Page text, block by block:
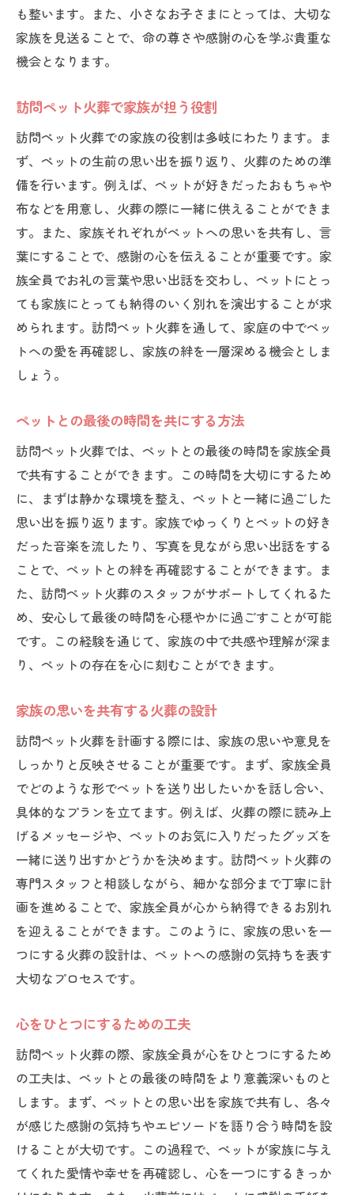
も整います。また、小さなお子さまにとっては、大切な
家族を見送ることで、命の尊さや感謝の心を学ぶ貴重な
機会となります。
訪問ペット火葬で家族が担う役割
訪問ペット火葬での家族の役割は多岐にわたります。ま
ず、ペットの生前の思い出を振り返り、火葬のための準
備を行います。例えば、ペットが好きだったおもちゃや
布などを用意し、火葬の際に一緒に供えることができま
す。また、家族それぞれがペットへの思いを共有し、言
葉にすることで、感謝の心を伝えることが重要です。家
族全員でお礼の言葉や思い出話を交わし、ペットにとっ
ても家族にとっても納得のいく別れを演出することが求
められます。訪問ペット火葬を通して、家庭の中でペッ
トへの愛を再確認し、家族の絆を一層深める機会としま
しょう。
ペットとの最後の時間を共にする方法
訪問ペット火葬では、ペットとの最後の時間を家族全員
で共有することができます。この時間を大切にするため
に、まずは静かな環境を整え、ペットと一緒に過ごした
思い出を振り返ります。家族でゆっくりとペットの好き
だった音楽を流したり、写真を見ながら思い出話をする
ことで、ペットとの絆を再確認することができます。ま
た、訪問ペット火葬のスタッフがサポートしてくれるた
め、安心して最後の時間を心穏やかに過ごすことが可能
です。この経験を通じて、家族の中で共感や理解が深ま
り、ペットの存在を心に刻むことができます。
家族の思いを共有する火葬の設計
訪問ペット火葬を計画する際には、家族の思いや意見を
しっかりと反映させることが重要です。まず、家族全員
でどのような形でペットを送り出したいかを話し合い、
具体的なプランを立てます。例えば、火葬の際に読み上
げるメッセージや、ペットのお気に入りだったグッズを
一緒に送り出すかどうかを決めます。訪問ペット火葬の
専門スタッフと相談しながら、細かな部分まで丁寧に計
画を進めることで、家族全員が心から納得できるお別れ
を迎えることができます。このように、家族の思いを一
つにする火葬の設計は、ペットへの感謝の気持ちを表す
大切なプロセスです。
心をひとつにするための工夫
訪問ペット火葬の際、家族全員が心をひとつにするため
の工夫は、ペットとの最後の時間をより意義深いものと
します。まず、ペットとの思い出を家族で共有し、各々
が感じた感謝の気持ちやエピソードを語り合う時間を設
けることが大切です。この過程で、ペットが家族に与え
てくれた愛情や幸せを再確認し、心を一つにするきっか